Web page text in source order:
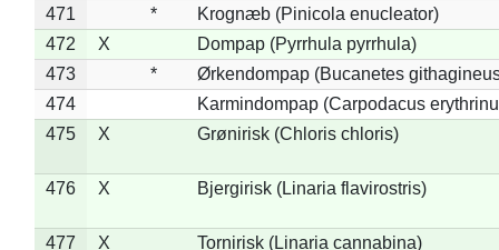
471
*
Krognæb (Pinicola enucleator)
472
X
Dompap (Pyrrhula pyrrhula)
473
*
Ørkendompap (Bucanetes
474
Karmindompap (Carpodacus
475
X Grønirisk (Chloris chloris)
476 X Bjergirisk (Linaria flavirostris)
477 X Tornirisk (Linaria cannabina)